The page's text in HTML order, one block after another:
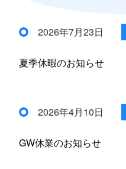
2026年7月23日
夏季休暇のお知らせ
2026年4月10日
GW休業のお知らせ